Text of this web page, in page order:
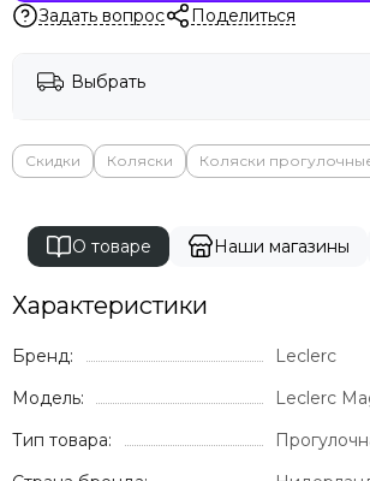
Milli
Momcozy
Mombella
Mr Sandman
Mustela
Nuna
Offspring
Ok Baby
Osann
Pali
Peppy
Pigeon
Задать вопрос Поделиться
Выбрать
Скидки Коляски Коляски
О товаре Наши магазины
Характеристики
Бренд:
Leclerc
Модель:
Leclerc
Тип товара: